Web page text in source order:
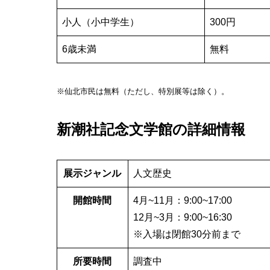
小人（小中学生） 300円
6歳未満 無料
※仙北市民は無料（ただし、特別展等は除く）。
新潮社記念文学館の詳細情報
展示ジャンル 人文歴史
開館時間
4月~11月：9:00~17:00
12月~3月：9:00~16:30
※入場は閉館30分前まで
所要時間 調査中